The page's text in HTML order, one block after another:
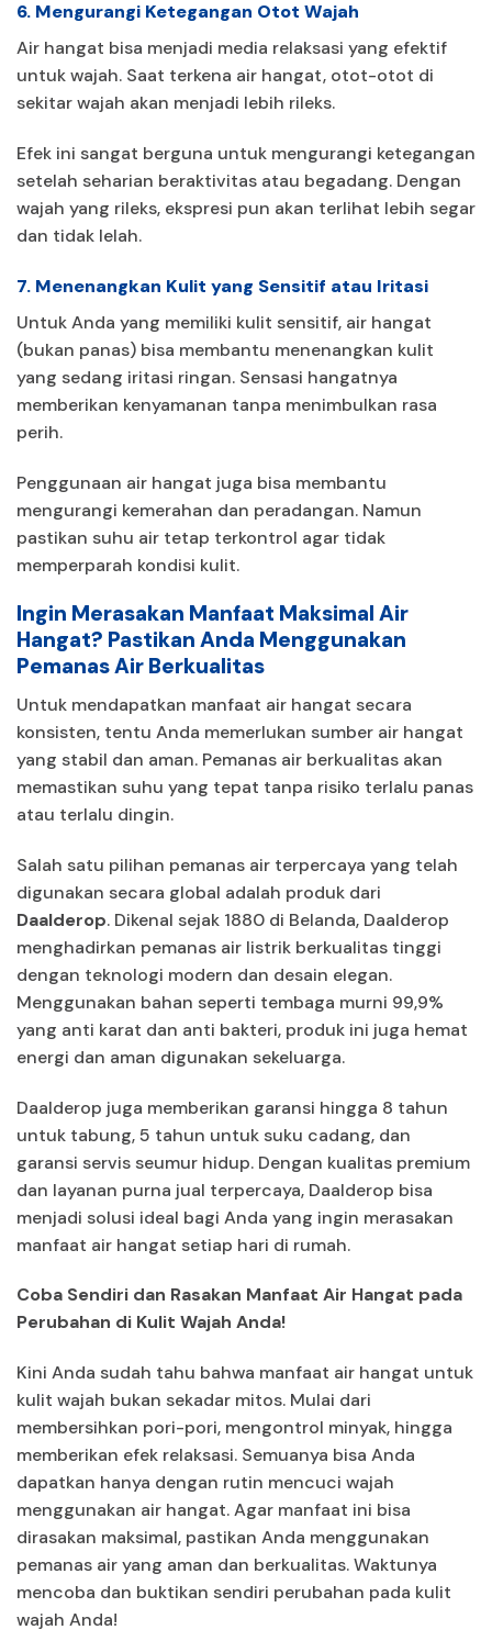
6. Mengurangi Ketegangan Otot Wajah
Air hangat bisa menjadi media relaksasi yang efektif
untuk wajah. Saat terkena air hangat, otot-otot di
sekitar wajah akan menjadi lebih rileks.
Efek ini sangat berguna untuk mengurangi ketegangan
setelah seharian beraktivitas atau begadang. Dengan
wajah yang rileks, ekspresi pun akan terlihat lebih segar
dan tidak lelah.
7. Menenangkan Kulit yang Sensitif atau Iritasi
Untuk Anda yang memiliki kulit sensitif, air hangat
(bukan panas) bisa membantu menenangkan kulit
yang sedang iritasi ringan. Sensasi hangatnya
memberikan kenyamanan tanpa menimbulkan rasa
perih.
Penggunaan air hangat juga bisa membantu
mengurangi kemerahan dan peradangan. Namun
pastikan suhu air tetap terkontrol agar tidak
memperparah kondisi kulit.
Ingin Merasakan Manfaat Maksimal Air
Hangat? Pastikan Anda Menggunakan
Pemanas Air Berkualitas
Untuk mendapatkan manfaat air hangat secara
konsisten, tentu Anda memerlukan sumber air hangat
yang stabil dan aman. Pemanas air berkualitas akan
memastikan suhu yang tepat tanpa risiko terlalu panas
atau terlalu dingin.
Salah satu pilihan pemanas air terpercaya yang telah
digunakan secara global adalah produk dari
Daalderop. Dikenal sejak 1880 di Belanda, Daalderop
menghadirkan pemanas air listrik berkualitas tinggi
dengan teknologi modern dan desain elegan.
Menggunakan bahan seperti tembaga murni 99,9%
yang anti karat dan anti bakteri, produk ini juga hemat
energi dan aman digunakan sekeluarga.
Daalderop juga memberikan garansi hingga 8 tahun
untuk tabung, 5 tahun untuk suku cadang, dan
garansi servis seumur hidup. Dengan kualitas premium
dan layanan purna jual terpercaya, Daalderop bisa
menjadi solusi ideal bagi Anda yang ingin merasakan
manfaat air hangat setiap hari di rumah.
Coba Sendiri dan Rasakan Manfaat Air Hangat pada
Perubahan di Kulit Wajah Anda!
Kini Anda sudah tahu bahwa manfaat air hangat untuk
kulit wajah bukan sekadar mitos. Mulai dari
membersihkan pori-pori, mengontrol minyak, hingga
memberikan efek relaksasi. Semuanya bisa Anda
dapatkan hanya dengan rutin mencuci wajah
menggunakan air hangat. Agar manfaat ini bisa
dirasakan maksimal, pastikan Anda menggunakan
pemanas air yang aman dan berkualitas. Waktunya
mencoba dan buktikan sendiri perubahan pada kulit
wajah Anda!